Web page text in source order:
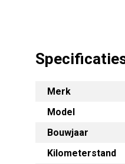
Merk
Model
Bouwjaar
Kilometerstand